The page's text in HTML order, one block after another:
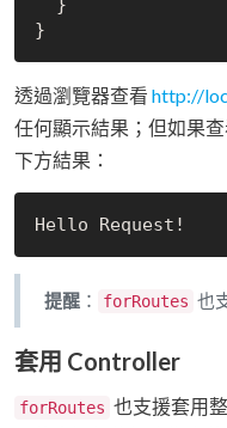
透過瀏覽器查看 http://
任何顯示結果；但如果
下方結果：
提醒 ： forRoutes 也
套用 Controller
forRoutes 也支援套用